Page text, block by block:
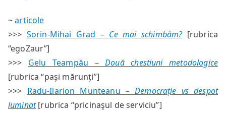
~articole
>>> Sorin-Mihai Grad – Ce mai schimbăm?[rubrica
“egoZaur”]
>>> Gelu Teampău –Două chestiuni metodologice
[rubrica “pași mărunți”]
>>> Radu-Ilarion Munteanu –Democrație vs despot
luminat[rubrica “pricinaşul de serviciu”]